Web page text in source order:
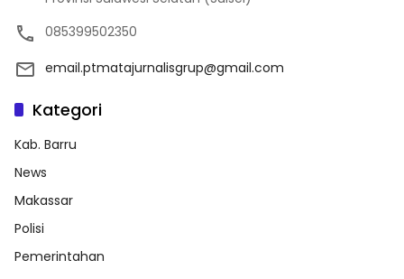
085399502350
email.ptmatajurnalisgrup@gmail.com
Kategori
Kab. Barru
News
Makassar
Polisi
Pemerintahan